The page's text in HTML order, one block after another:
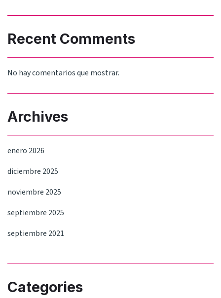
Recent Comments
No hay comentarios que mostrar.
Archives
enero 2026
diciembre 2025
noviembre 2025
septiembre 2025
septiembre 2021
Categories